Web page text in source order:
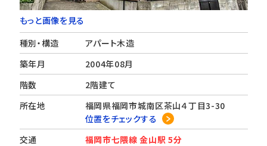
もっと画像を見る
種別・構造
アパート木造
築年月
2004年08月
階数
2階建て
所在地
福岡県福岡市城南区茶山４丁目3-30
位置をチェックする
交通
福岡市七隈線 金山駅 5分